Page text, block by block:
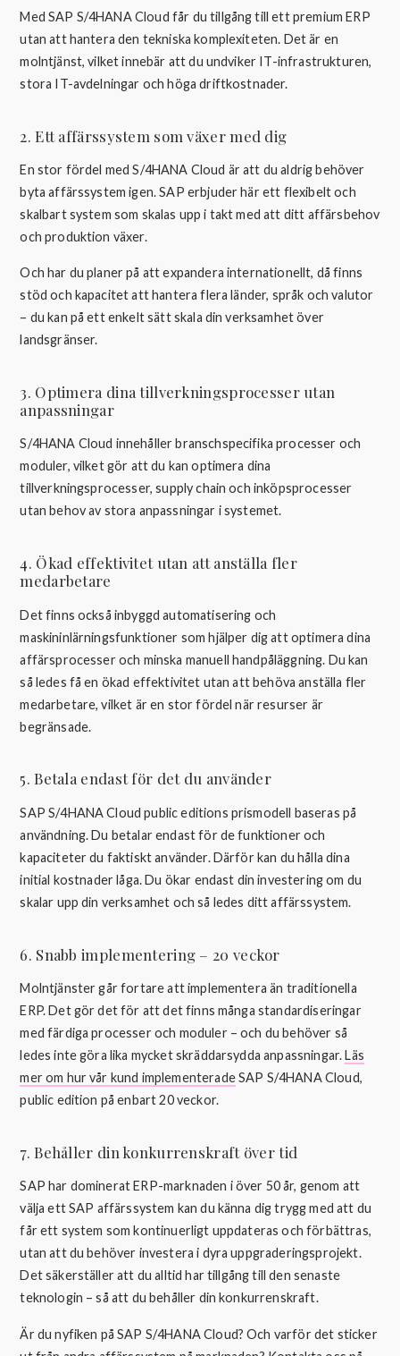
Med SAP S/4HANA Cloud får du tillgång till ett premium ERP
utan att hantera den tekniska komplexiteten. Det är en
molntjänst, vilket innebär att du undviker IT-infrastrukturen,
stora IT-avdelningar och höga driftkostnader.
2. Ett affärssystem som växer med dig
En stor fördel med S/4HANA Cloud är att du aldrig behöver
byta affärssystem igen. SAP erbjuder här ett flexibelt och
skalbart system som skalas upp i takt med att ditt affärsbehov
och produktion växer.
Och har du planer på att expandera internationellt, då finns
stöd och kapacitet att hantera flera länder, språk och valutor
– du kan på ett enkelt sätt skala din verksamhet över
landsgränser.
3. Optimera dina tillverkningsprocesser utan
anpassningar
S/4HANA Cloud innehåller branschspecifika processer och
moduler, vilket gör att du kan optimera dina
tillverkningsprocesser, supply chain och inköpsprocesser
utan behov av stora anpassningar i systemet.
4. Ökad effektivitet utan att anställa fler
medarbetare
Det finns också inbyggd automatisering och
maskininlärningsfunktioner som hjälper dig att optimera dina
affärsprocesser och minska manuell handpåläggning. Du kan
så ledes få en ökad effektivitet utan att behöva anställa fler
medarbetare, vilket är en stor fördel när resurser är
begränsade.
5. Betala endast för det du använder
SAP S/4HANA Cloud public editions prismodell baseras på
användning. Du betalar endast för de funktioner och
kapaciteter du faktiskt använder. Därför kan du hålla dina
initial kostnader låga. Du ökar endast din investering om du
skalar upp din verksamhet och så ledes ditt affärssystem.
6. Snabb implementering – 20 veckor
Molntjänster går fortare att implementera än traditionella
ERP. Det gör det för att det finns många standardiseringar
med färdiga processer och moduler – och du behöver så
ledes inte göra lika mycket skräddarsydda anpassningar.Läs
mer om hur vår kund implementeradeSAP S/4HANA Cloud,
public edition på enbart 20 veckor.
7. Behåller din konkurrenskraft över tid
SAP har dominerat ERP-marknaden i över 50 år, genom att
välja ett SAP affärssystem kan du känna dig trygg med att du
får ett system som kontinuerligt uppdateras och förbättras,
utan att du behöver investera i dyra uppgraderingsprojekt.
Det säkerställer att du alltid har tillgång till den senaste
teknologin – så att du behåller din konkurrenskraft.
Är du nyfiken på SAP S/4HANA Cloud? Och varför det sticker